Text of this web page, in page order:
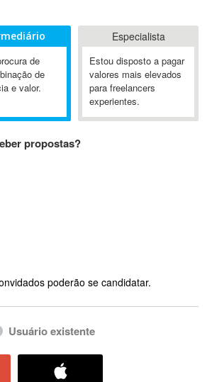
de
de
e valor.
Especialista
Estou disposto a pagar
valores mais elevados
para freelancers
experientes.
propostas?
poderão se candidatar.
Usuário existente